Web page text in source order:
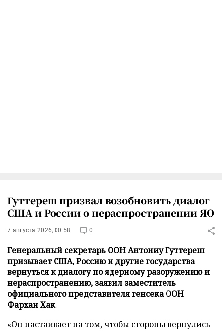
Гуттереш призвал возобновить диалог
США и России о нераспространении ЯО
7 августа 2026, 00:58 0
Генеральный секретарь ООН Антониу Гуттереш
призывает США, Россию и другие государства
вернутьcя к диалогу по ядерному разоружению и
нераспространению, заявил заместитель
официального представителя генсека ООН
Фархан Хак.
«Он настаивает на том, чтобы стороны вернулись